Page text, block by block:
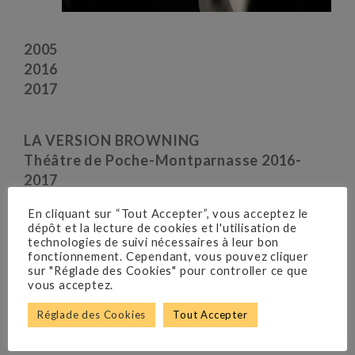
2005
2016
2017
LA VERSION BROWNING
Théâtre de Poche-Montparnasse 2016-
2017
Benjamin Boyer, Pauline Devinat, Philippe
Etesse, Nikola Krminac, Thomas Sagols
Mise en scène Patrice Kerbrat.
En cliquant sur “Tout Accepter”, vous acceptez le
dépôt et la lecture de cookies et l'utilisation de
technologies de suivi nécessaires à leur bon
fonctionnement. Cependant, vous pouvez cliquer
sur "Réglade des Cookies" pour controller ce que
vous acceptez.
Réglade des Cookies Tout Accepter